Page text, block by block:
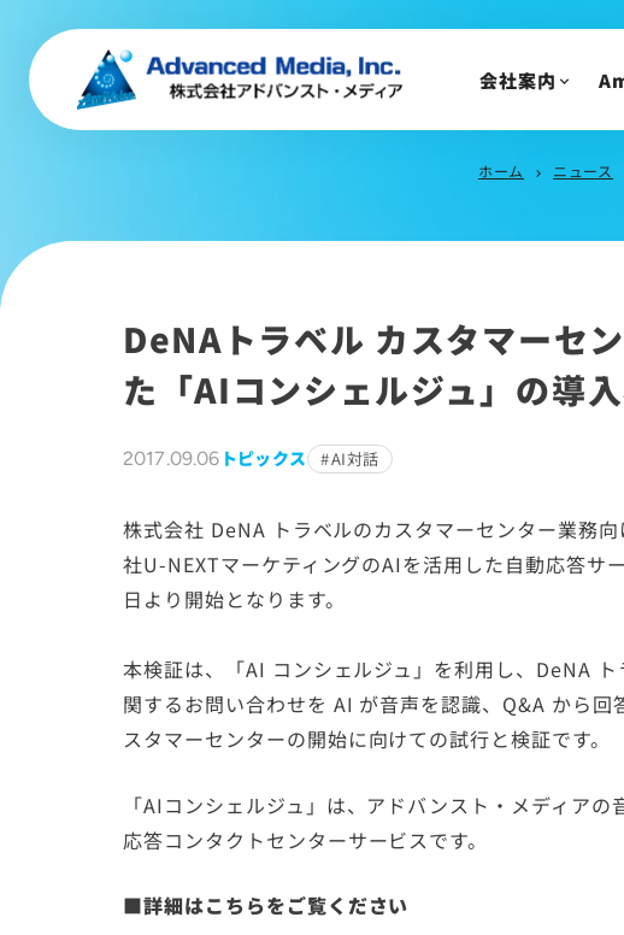
音声認識とは
会社概要
会社沿革
AmiVoice
AmiVoice
ニュースリ
イベント・
会社案内
ホーム chevron_right ニュース
DeNAトラベル カスタマーセ
た「AIコンシェルジュ」の導
2017.09.06 トピックス AI対話
株式会社 DeNA トラベルのカスタマーセンター業務
社U-NEXTマーケティングのAIを活用した自動応答サ
日より開始となります。
本検証は、「AI コンシェルジュ」を利用し、DeNA
関するお問い合わせを AI が音声を認識、Q&A から
スタマーセンターの開始に向けての試行と検証です。
「AIコンシェルジュ」は、アドバンスト・メディア
応答コンタクトセンターサービスです。
■詳細はこちらをご覧ください